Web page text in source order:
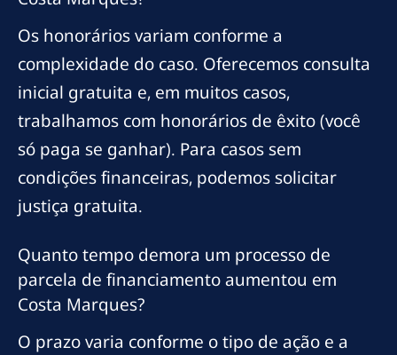
Os honorários variam conforme a
complexidade do caso. Oferecemos consulta
inicial gratuita e, em muitos casos,
trabalhamos com honorários de êxito (você
só paga se ganhar). Para casos sem
condições financeiras, podemos solicitar
justiça gratuita.
Quanto tempo demora um processo de
parcela de financiamento aumentou em
Costa Marques?
O prazo varia conforme o tipo de ação e a